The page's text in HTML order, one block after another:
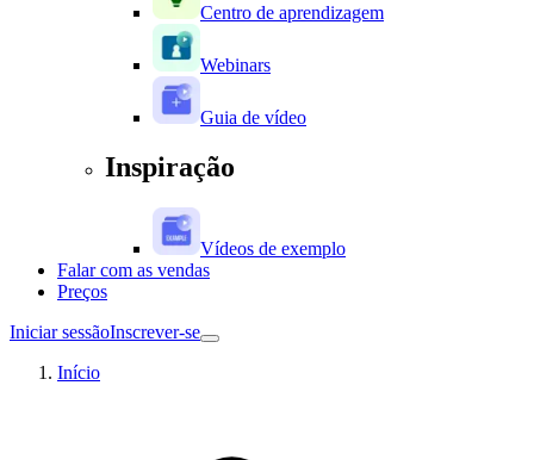
Centro de aprendizagem
Webinars
Guia de vídeo
Inspiração
Vídeos de exemplo
Falar com as vendas
Preços
Iniciar sessãoInscrever-se
Início